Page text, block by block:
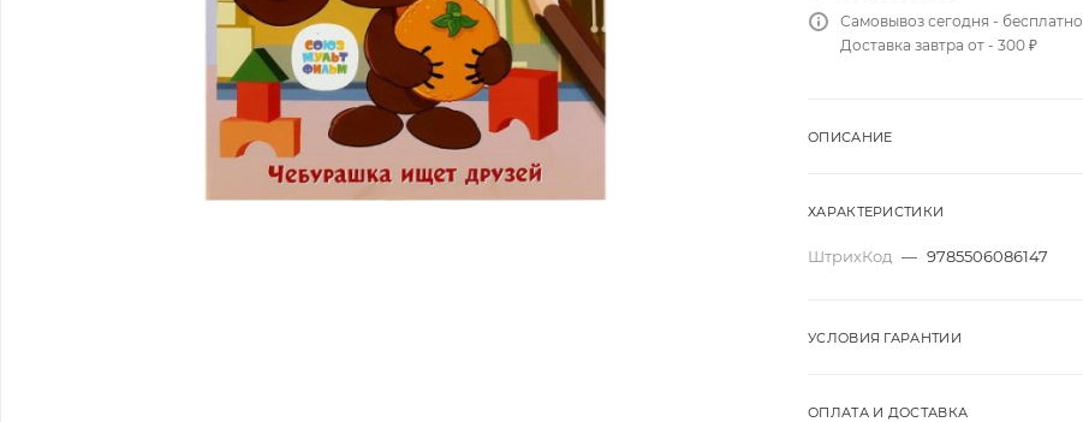
Самовывоз сегодня - бесплатно
Доставка завтра от - 300 ₽
ОПИСАНИЕ
ХАРАКТЕРИСТИКИ
ШтрихКод — 9785506086147
УСЛОВИЯ ГАРАНТИИ
ОПЛАТА И ДОСТАВКА